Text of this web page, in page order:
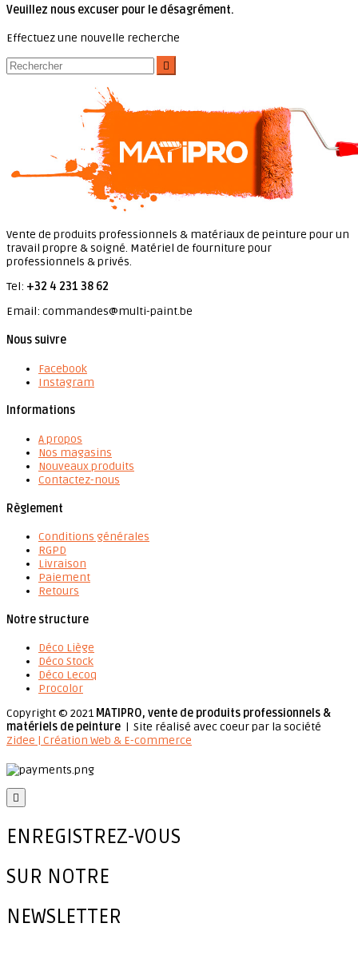
Veuillez nous excuser pour le désagrément.
Effectuez une nouvelle recherche

Vente de produits professionnels & matériaux de peinture pour un
travail propre & soigné. Matériel de fourniture pour
professionnels & privés.
Tel: +32 4 231 38 62
Email: commandes@multi-paint.be
Nous suivre
Facebook
Instagram
Informations
A propos
Nos magasins
Nouveaux produits
Contactez-nous
Règlement
Conditions générales
RGPD
Livraison
Paiement
Retours
Notre structure
Déco Liège
Déco Stock
Déco Lecoq
Procolor
Copyright © 2021 MATIPRO, vente de produits professionnels &
matériels de peinture | Site réalisé avec coeur par la société
Zidee | Création Web & E-commerce

ENREGISTREZ-VOUS
SUR NOTRE
NEWSLETTER